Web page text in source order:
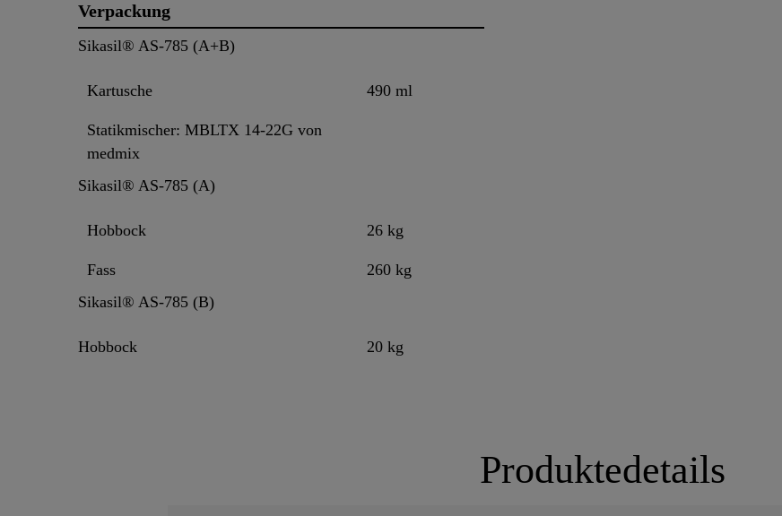
Verpackung
Sikasil® AS-785 (A+B)
Kartusche 490 ml
Statikmischer: MBLTX 14-22G von
medmix
Sikasil® AS-785 (A)
Hobbock 26 kg
Fass
260 kg
Sikasil® AS-785 (B)
Hobbock 20 kg
Produktedetails